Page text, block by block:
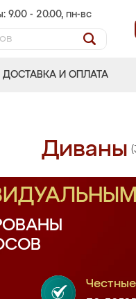
9.00 - 20.00, пн-вс
ДОСТАВКА И ОПЛАТА
Диваны